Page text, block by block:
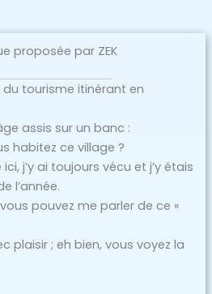
proposée par ZEK
tourisme itinérant en
assis sur un banc :
habitez ce village ?
ici, j’y ai toujours vécu et j’y étais
l’année.
pouvez me parler de ce «
plaisir ; eh bien, vous voyez la